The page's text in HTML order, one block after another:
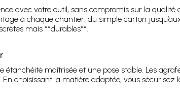
avec votre outil, sans compromis sur la qualité
à chaque chantier, du simple carton
mais **durables**.
maîtrisée et une pose stable. Les
choisissant la matière adaptée, vous